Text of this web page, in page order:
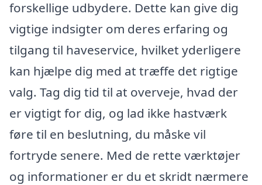
forskellige udbydere. Dette kan give dig
vigtige indsigter om deres erfaring og
tilgang til haveservice, hvilket yderligere
kan hjælpe dig med at træffe det rigtige
valg. Tag dig tid til at overveje, hvad der
er vigtigt for dig, og lad ikke hastværk
føre til en beslutning, du måske vil
fortryde senere. Med de rette værktøjer
og informationer er du et skridt nærmere